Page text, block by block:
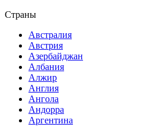
Страны
Австралия
Австрия
Азербайджан
Албания
Алжир
Англия
Ангола
Андорра
Аргентина